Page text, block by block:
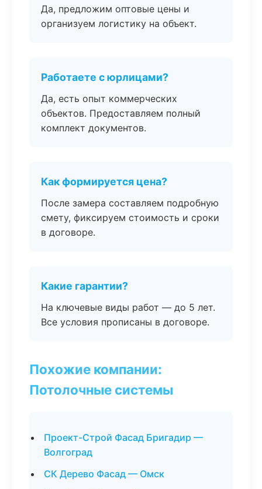
Да, предложим оптовые цены и
организуем логистику на объект.
Работаете с юрлицами?
Да, есть опыт коммерческих
объектов. Предоставляем полный
комплект документов.
Как формируется цена?
После замера составляем подробную
смету, фиксируем стоимость и сроки
в договоре.
Какие гарантии?
На ключевые виды работ — до 5 лет.
Все условия прописаны в договоре.
Похожие компании:
Потолочные системы
Проект-Строй Фасад Бригадир —
Волгоград
СК Дерево Фасад — Омск